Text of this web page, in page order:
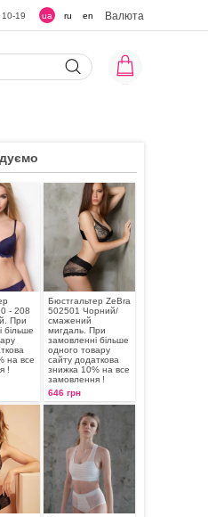
19 ua ru en Валюта
- 208
При
більше
на все
!
Бюстгальтер ZeBra
502501 Чорний/
смажений
мигдаль. При
замовленні більше
одного товару
сайту додаткова
знижка 10% на все
замовлення !
646 грн